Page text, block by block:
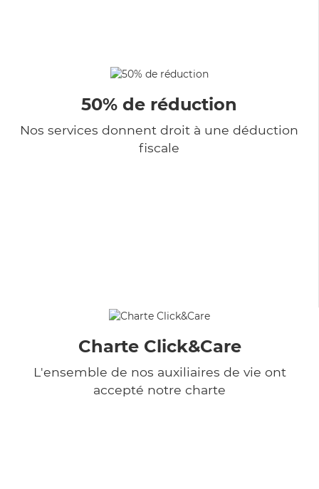
50% de réduction
Nos services donnent droit à une déduction
fiscale
Charte Click&Care
L'ensemble de nos auxiliaires de vie ont
accepté notre charte